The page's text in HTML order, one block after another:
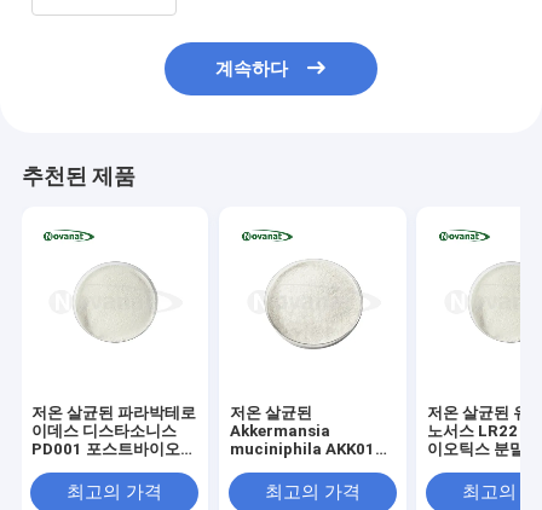
계속하다
추천된 제품
저온 살균된 파라박테로
이데스 디스타소니스
PD001 포스트바이오틱
유발 물질 없음/글루텐
없음/유제품 없음
최고의 가격
저온 살균된
Akkermansia
muciniphila AKK016
비건/알레르기 유발 물
질 없음/글루텐 없음/유
최고의 가격
저온 살균된 유
노서스 LR22 포
이오틱스 분말
글루텐 없음/유
음
최고의